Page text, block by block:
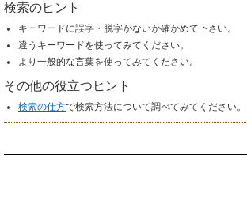
検索のヒント
キーワードに誤字・脱字がないか確かめて下さい。
違うキーワードを使ってみてください。
より一般的な言葉を使ってみてください。
その他の役立つヒント
検索の仕方で検索方法について調べてみてください。